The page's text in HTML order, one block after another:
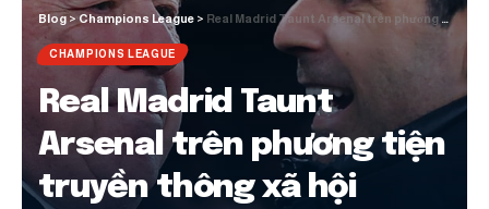
Blog> Champions League > Real Madrid Taunt Arsenal trên phương tiện truyền thông xã hội trước Champions League Showdown
CHAMPIONS LEAGUE
Real Madrid Taunt
Arsenal trên phương tiện
truyền thông xã hội